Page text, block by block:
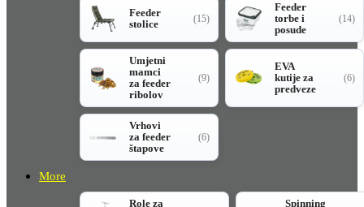
Feeder
stolice
(15)
Feeder
torbe i
posude
(14)
Umjetni
mamci
za feeder
ribolov
(9)
EVA
kutije za
predveze
(6)
Vrhovi
za feeder
štapove
(6)
More
Role za
Spinning